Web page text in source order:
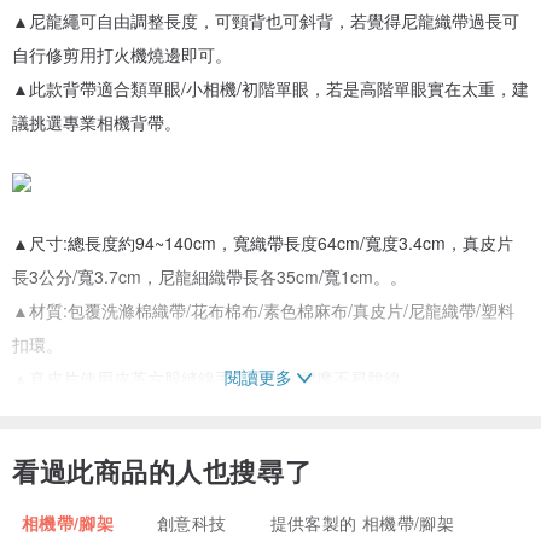
▲尼龍繩可自由調整長度，可頸背也可斜背，若覺得尼龍織帶過長可
自行修剪用打火機燒邊即可。
▲此款背帶適合類單眼/小相機/初階單眼，若是高階單眼實在太重，建
議挑選專業相機背帶。
▲尺寸:總長度約94~140cm，寬織帶長度64cm/寬度3.4cm，真皮片
長3公分/寬3.7cm，尼龍細織帶長各35cm/寬1cm。。
▲材質:包覆洗滌棉織帶/花布棉布/素色棉麻布/真皮片/尼龍織帶/塑料
扣環。
▲真皮片使用皮革六股縫線手工縫製，耐摩不易脫線。
閱讀更多
看過此商品的人也搜尋了
相機帶/腳架 創意科技 提供客製的 相機帶/腳架